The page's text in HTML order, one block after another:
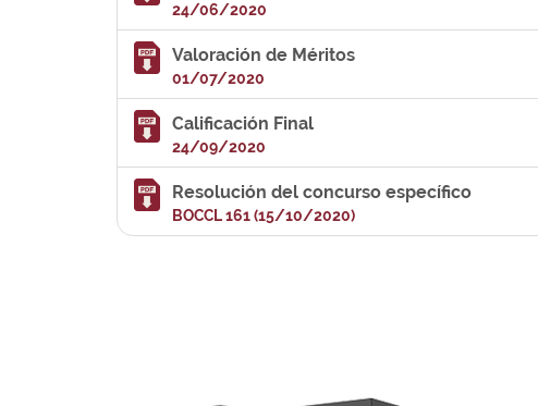
24/06/2020
Valoración de Méritos
01/07/2020
Calificación Final
24/09/2020
Resolución del concurso específico
BOCCL 161 (15/10/2020)